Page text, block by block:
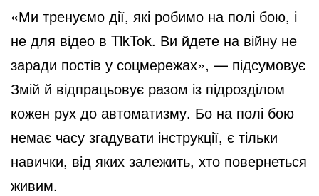
«Ми тренуємо дії, які робимо на полі бою, і
не для відео в TikTok. Ви йдете на війну не
заради постів у соцмережах», — підсумовує
Змій й відпрацьовує разом із підрозділом
кожен рух до автоматизму. Бо на полі бою
немає часу згадувати інструкції, є тільки
навички, від яких залежить, хто повернеться
живим.